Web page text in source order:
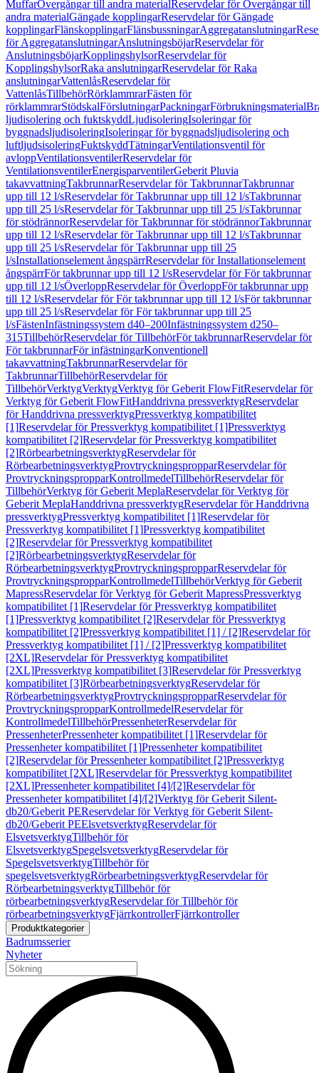
MuffarÖvergångar till andra materialReservdelar för Övergångar till
andra materialGängade kopplingarReservdelar för Gängade
kopplingarFlänskopplingarFlänsbussningarAggregatanslutningar
för AggregatanslutningarAnslutningsböjarReservdelar för
AnslutningsböjarKopplingshylsorReservdelar för
KopplingshylsorRaka anslutningarReservdelar för Raka
anslutningarVattenlåsReservdelar för
VattenlåsTillbehörRörklammrarFästen för
rörklammrarStödskalFörslutningarPackningarFörbrukningsmaterial
ljudisolering och fuktskyddLjudisoleringIsoleringar för
byggnadsljudisoleringIsoleringar för byggnadsljudisolering och
luftljudsisoleringFuktskyddTätningarVentilationsventil för
avloppVentilationsventilerReservdelar för
VentilationsventilerEnergisparventilerGeberit Pluvia
takavvattningTakbrunnarReservdelar för TakbrunnarTakbrunnar
upp till 12 l/sReservdelar för Takbrunnar upp till 12 l/sTakbrunnar
upp till 25 l/sReservdelar för Takbrunnar upp till 25 l/sTakbrunnar
för stödrännorReservdelar för Takbrunnar för stödrännorTakbrunnar
upp till 12 l/sReservdelar för Takbrunnar upp till 12 l/sTakbrunnar
upp till 25 l/sReservdelar för Takbrunnar upp till 25
l/sInstallationselement ångspärrReservdelar för Installationselement
ångspärrFör takbrunnar upp till 12 l/sReservdelar för För takbrunnar
upp till 12 l/sÖverloppReservdelar för ÖverloppFör takbrunnar upp
till 12 l/sReservdelar för För takbrunnar upp till 12 l/sFör takbrunnar
upp till 25 l/sReservdelar för För takbrunnar upp till 25
l/sFästenInfästningssystem d40–200Infästningssystem d250–
315TillbehörReservdelar för TillbehörFör takbrunnarReservdelar för
För takbrunnarFör infästningarKonventionell
takavvattningTakbrunnarReservdelar för
TakbrunnarTillbehörReservdelar för
TillbehörVerktygVerktygVerktyg för Geberit FlowFitReservdelar för
Verktyg för Geberit FlowFitHanddrivna pressverktygReservdelar
för Handdrivna pressverktygPressverktyg kompatibilitet
[1]Reservdelar för Pressverktyg kompatibilitet [1]Pressverktyg
kompatibilitet [2]Reservdelar för Pressverktyg kompatibilitet
[2]RörbearbetningsverktygReservdelar för
RörbearbetningsverktygProvtryckningspropparReservdelar för
ProvtryckningspropparKontrollmedelTillbehörReservdelar för
TillbehörVerktyg för Geberit MeplaReservdelar för Verktyg för
Geberit MeplaHanddrivna pressverktygReservdelar för Handdrivna
pressverktygPressverktyg kompatibilitet [1]Reservdelar för
Pressverktyg kompatibilitet [1]Pressverktyg kompatibilitet
[2]Reservdelar för Pressverktyg kompatibilitet
[2]RörbearbetningsverktygReservdelar för
RörbearbetningsverktygProvtryckningspropparReservdelar för
ProvtryckningspropparKontrollmedelTillbehörVerktyg för Geberit
MapressReservdelar för Verktyg för Geberit MapressPressverktyg
kompatibilitet [1]Reservdelar för Pressverktyg kompatibilitet
[1]Pressverktyg kompatibilitet [2]Reservdelar för Pressverktyg
kompatibilitet [2]Pressverktyg kompatibilitet [1] / [2]Reservdelar för
Pressverktyg kompatibilitet [1] / [2]Pressverktyg kompatibilitet
[2XL]Reservdelar för Pressverktyg kompatibilitet
[2XL]Pressverktyg kompatibilitet [3]Reservdelar för Pressverktyg
kompatibilitet [3]RörbearbetningsverktygReservdelar för
RörbearbetningsverktygProvtryckningspropparReservdelar för
ProvtryckningspropparKontrollmedelReservdelar för
KontrollmedelTillbehörPressenheterReservdelar för
PressenheterPressenheter kompatibilitet [1]Reservdelar för
Pressenheter kompatibilitet [1]Pressenheter kompatibilitet
[2]Reservdelar för Pressenheter kompatibilitet [2]Pressverktyg
kompatibilitet [2XL]Reservdelar för Pressverktyg kompatibilitet
[2XL]Pressenheter kompatibilitet [4]/[2]Reservdelar för
Pressenheter kompatibilitet [4]/[2]Verktyg för Geberit Silent-
db20/Geberit PEReservdelar för Verktyg för Geberit Silent-
db20/Geberit PEElsvetsverktygReservdelar för
ElsvetsverktygTillbehör för
ElsvetsverktygSpegelsvetsverktygReservdelar för
SpegelsvetsverktygTillbehör för
spegelsvetsverktygRörbearbetningsverktygReservdelar för
RörbearbetningsverktygTillbehör för
rörbearbetningsverktygReservdelar för Tillbehör för
rörbearbetningsverktygFjärrkontrollerFjärrkontroller
Produktkategorier
Badrumsserier
Nyheter